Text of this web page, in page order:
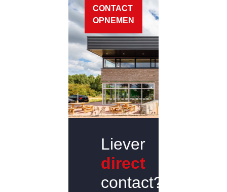
CONTACT
OPNEMEN
Liever
direct
contact?